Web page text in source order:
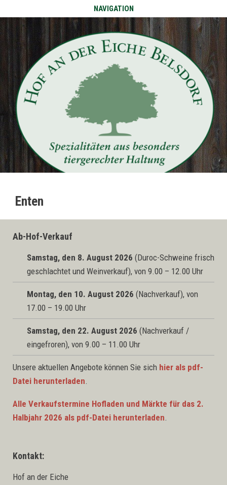
NAVIGATION
Enten
Ab-Hof-Verkauf
Samstag, den 8. August 2026 (Duroc-Schweine frisch
geschlachtet und Weinverkauf), von 9.00 – 12.00 Uhr
Montag, den 10. August 2026 (Nachverkauf), von
17.00 – 19.00 Uhr
Samstag, den 22. August 2026 (Nachverkauf /
eingefroren), von 9.00 – 11.00 Uhr
Unsere aktuellen Angebote können Sie sich hier als pdf-
Datei herunterladen.
Alle Verkaufstermine Hofladen und Märkte für das 2.
Halbjahr 2026 als pdf-Datei herunterladen.
Kontakt:
Hof an der Eiche